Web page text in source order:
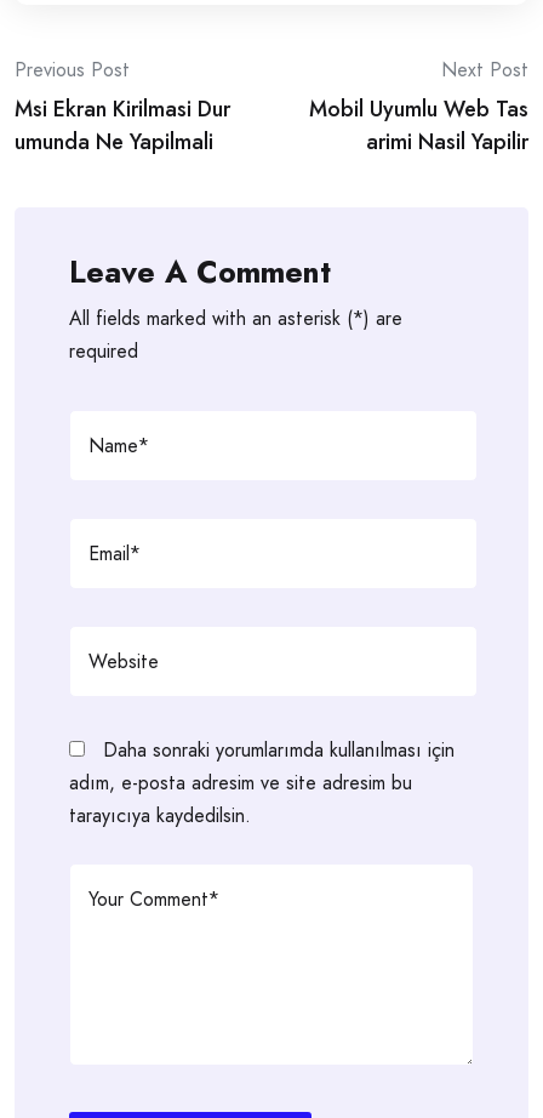
Post
navigation
Previous Post
Msi Ekran Kirilmasi Dur
umunda Ne Yapilmali
Next Post
Mobil Uyumlu Web Tas
arimi Nasil Yapilir
Leave A Comment
All fields marked with an asterisk (*) are
required
Daha sonraki yorumlarımda kullanılması için
adım, e-posta adresim ve site adresim bu
tarayıcıya kaydedilsin.